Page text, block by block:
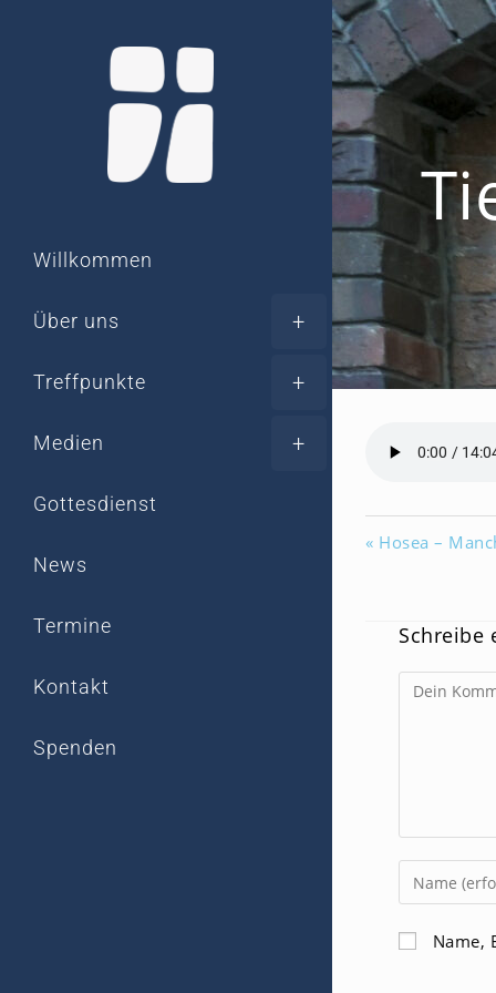
Zum
Inhalt
springen
Willkommen
Über uns
Treffpunkte
Medien
Gottesdienst
News
Termine
Kontakt
Spenden
« Hosea –
Schreibe
Kommentar
Gib
deinen
Namen
oder
Name,